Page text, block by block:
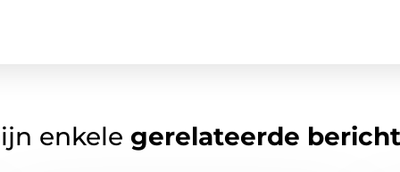
enkele gerelateerde